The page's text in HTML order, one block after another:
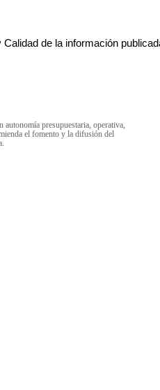
Calidad de la información
presupuestaria, operativa,
el fomento y la difusión del